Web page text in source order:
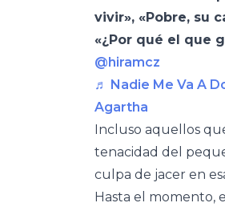
vivir», «Pobre, su
«¿Por qué el que
@hiramcz
♬ Nadie Me Va A
Agartha
Incluso aquellos
tenacidad del
culpa de jacer en
Hasta el momento,